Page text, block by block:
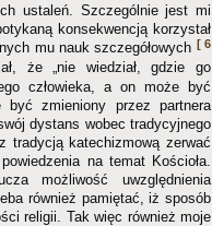
ustaleń. Szczególnie jest mi
konsekwencją korzystał
mu nauk szczegółowych [ 6
że „nie wiedział, gdzie go
człowieka, a on może być
zmieniony przez partnera
dystans wobec tradycyjnego
tradycją katechizmową zerwać
na temat Kościoła.
możliwość uwzględnienia
również pamiętać, iż sposób
religii. Tak więc również moje